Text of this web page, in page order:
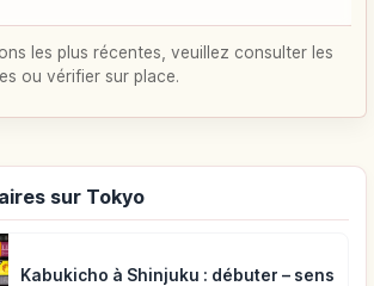
les plus récentes, veuillez consulter les
ou vérifier sur place.
sur Tokyo
Kabukicho à Shinjuku : débuter – sens